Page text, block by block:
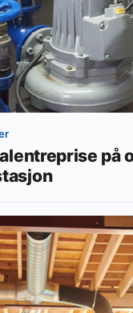
på